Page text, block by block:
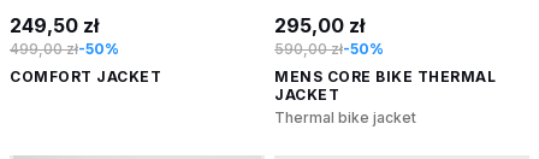
249,50 zł
499,00 zł-50%
COMFORT JACKET
295,00 zł
590,00 zł-50%
MENS CORE BIKE THERMAL
JACKET
Thermal bike jacket